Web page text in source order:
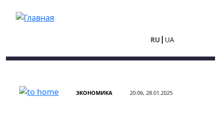
RU UA
ЭКОНОМИКА 20:06, 28.01.2025